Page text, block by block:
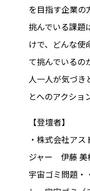
を目指す企業の
挑んでいる課題
けで、どんな使
て挑んでいるの
人一人が気づき
とへのアクショ
【登壇者】
・株式会社ア
ジャー 伊藤 美
宇宙ゴミ問題・